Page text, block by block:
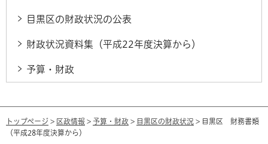
目黒区の財政状況の公表
財政状況資料集（平成22年度決算から）
予算・財政
トップページ > 区政情報 > 予算・財政 > 目黒区の財政状況 > 目黒区 財務書類
（平成28年度決算から）